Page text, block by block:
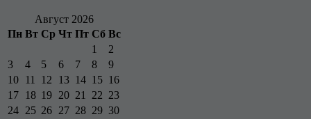
Август 2026
Пн Вт Ср Чт Пт Сб Вс
1
2
3
4 5 6 7 8
9
10 11 12 13 14 15 16
17 18 19 20 21 22 23
24 25 26 27 28 29 30